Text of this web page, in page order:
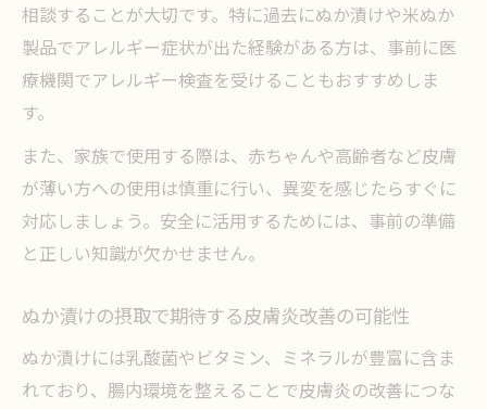
相談することが大切です。特に過去にぬか漬けや米ぬか
製品でアレルギー症状が出た経験がある方は、事前に医
療機関でアレルギー検査を受けることもおすすめしま
す。
また、家族で使用する際は、赤ちゃんや高齢者など皮膚
が薄い方への使用は慎重に行い、異変を感じたらすぐに
対応しましょう。安全に活用するためには、事前の準備
と正しい知識が欠かせません。
ぬか漬けの摂取で期待する皮膚炎改善の可能性
ぬか漬けには乳酸菌やビタミン、ミネラルが豊富に含ま
れており、腸内環境を整えることで皮膚炎の改善につな